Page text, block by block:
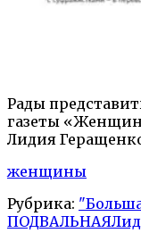
Рады
газеты
Лидия
женщины
Рубрика:
ПОДВАЛЬНАЯ